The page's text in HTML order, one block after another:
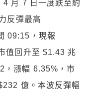
4 月 7 日一度跌至約
反彈最高
09:15，現報
值回升至 $1.43 兆
，漲幅 6.35%，市
億。本波反彈幅